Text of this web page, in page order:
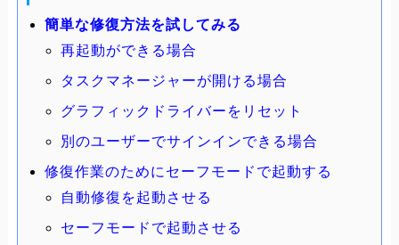
簡単な修復方法を試してみる
再起動ができる場合
タスクマネージャーが開ける場合
グラフィックドライバーをリセット
別のユーザーでサインインできる場合
修復作業のためにセーフモードで起動する
自動修復を起動させる
セーフモードで起動させる